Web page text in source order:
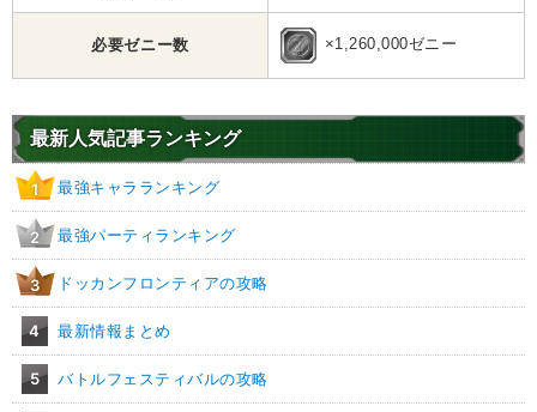
必要ゼニー数 ×1,260,000ゼニー
最新人気記事ランキング
1 最強キャラランキング
2 最強パーティランキング
3 ドッカンフロンティアの攻略
4 最新情報まとめ
5 バトルフェスティバルの攻略